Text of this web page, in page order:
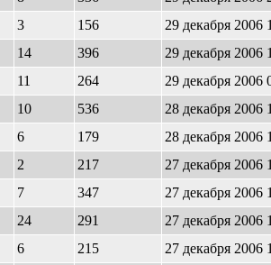
3 156
29 декабря 2006
14 396
29 декабря 2006
11 264
29 декабря 2006
10 536
28 декабря 2006
6 179
28 декабря 2006
2 217
27 декабря 2006
7 347
27 декабря 2006
24 291
27 декабря 2006
6 215
27 декабря 2006